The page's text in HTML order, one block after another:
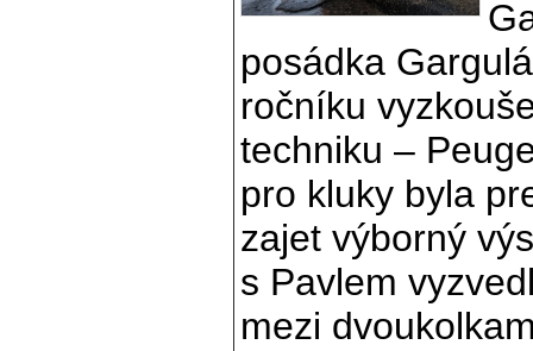
posádka
ročníku
techniku –
pro kluky byla
zajet výborný
s Pavlem
mezi